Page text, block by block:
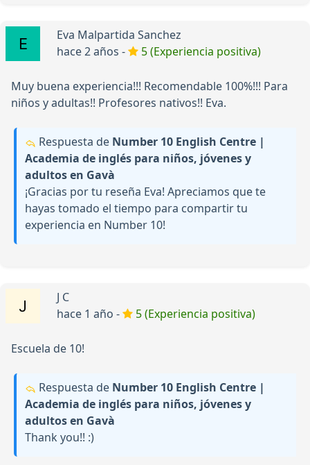
Eva Malpartida Sanchez
hace 2 años -
5 (Experiencia positiva)
Muy buena experiencia!!! Recomendable 100%!!! Para
niños y adultas!! Profesores nativos!! Eva.
Respuesta de Number 10 English Centre |
Academia de inglés para niños, jóvenes y
adultos en Gavà
¡Gracias por tu reseña Eva! Apreciamos que te
hayas tomado el tiempo para compartir tu
experiencia en Number 10!
J C
hace 1 año -
5 (Experiencia positiva)
Escuela de 10!
Respuesta de Number 10 English Centre |
Academia de inglés para niños, jóvenes y
adultos en Gavà
Thank you!! :)